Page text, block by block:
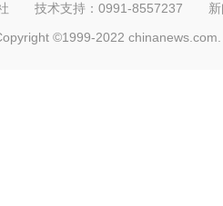
社 技术支持：0991-8557237
©1999-2022